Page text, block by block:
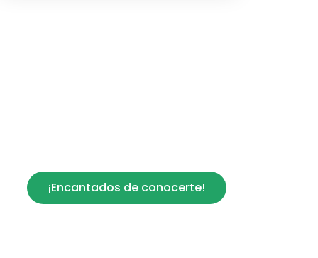
¡Encantados de conocerte!